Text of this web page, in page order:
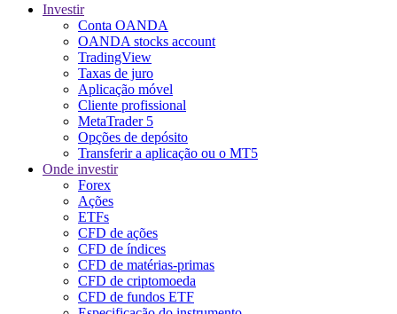
Investir
Conta OANDA
OANDA stocks account
TradingView
Taxas de juro
Aplicação móvel
Cliente profissional
MetaTrader 5
Opções de depósito
Transferir a aplicação ou o MT5
Onde investir
Forex
Ações
ETFs
CFD de ações
CFD de índices
CFD de matérias-primas
CFD de criptomoeda
CFD de fundos ETF